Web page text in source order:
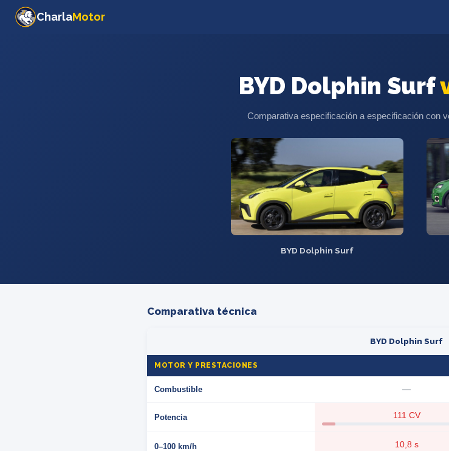
CharlaMotor
BYD Dolphin Surf
Comparativa especificación a especificación con
BYD Dolphin Surf
Comparativa técnica
BYD Dolphin Surf
MOTOR Y PRESTACIONES
Combustible —
Potencia 111 CV
0–100 km/h 10,8 s